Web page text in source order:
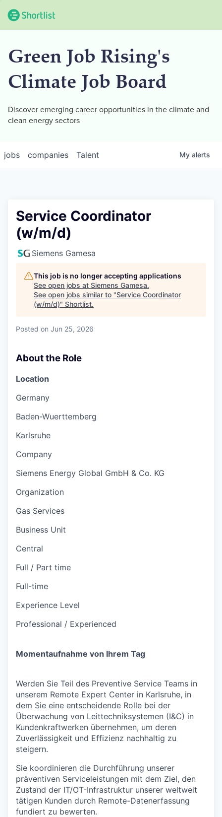
Green Job Rising's
Climate Job Board
Discover emerging career opportunities in the climate and
clean energy sectors
jobs companies Talent My alerts
Service Coordinator
(w/m/d)
Siemens Gamesa
This job is no longer accepting applications
See open jobs at Siemens Gamesa.
See open jobs similar to "Service Coordinator
(w/m/d)" Shortlist.
Posted on Jun 25, 2026
About the Role
Location
Germany
Baden-Wuerttemberg
Karlsruhe
Company
Siemens Energy Global GmbH & Co. KG
Organization
Gas Services
Business Unit
Central
Full / Part time
Full-time
Experience Level
Professional / Experienced
Momentaufnahme von Ihrem Tag
Werden Sie Teil des Preventive Service Teams in
unserem Remote Expert Center in Karlsruhe, in
dem Sie eine entscheidende Rolle bei der
Überwachung von Leittechniksystemen (I&C) in
Kundenkraftwerken übernehmen, um deren
Zuverlässigkeit und Effizienz nachhaltig zu
steigern.
Sie koordinieren die Durchführung unserer
präventiven Serviceleistungen mit dem Ziel, den
Zustand der IT/OT-Infrastruktur unserer weltweit
tätigen Kunden durch Remote-Datenerfassung
fundiert zu bewerten.